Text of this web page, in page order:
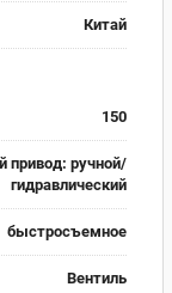
Китай
150
привод: ручной/
гидравлический
быстросъемное
Вентиль